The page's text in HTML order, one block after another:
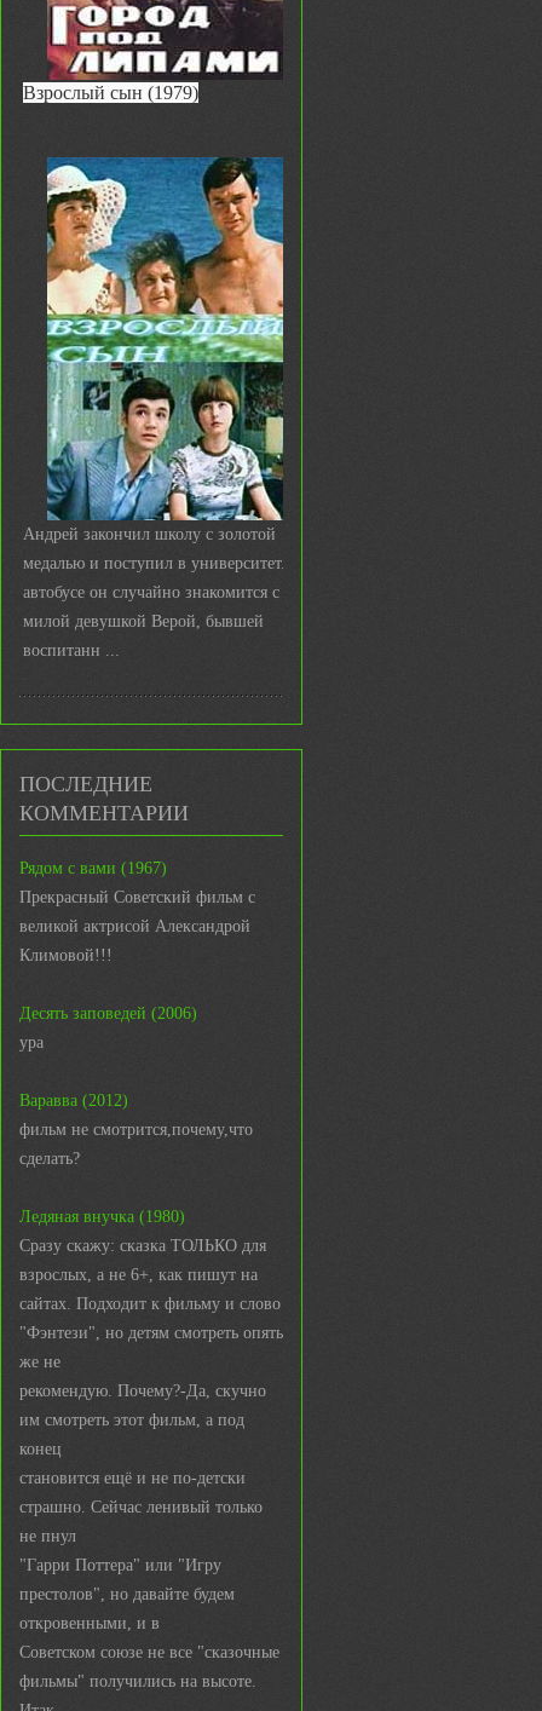
Взрослый сын (1979)
Андрей закончил школу с золотой
медалью и поступил в университет. В
автобусе он случайно знакомится с
милой девушкой Верой, бывшей
воспитанн ...
ПОСЛЕДНИЕ
КОММЕНТАРИИ
Рядом с вами (1967)
Прекрасный Советский фильм с
великой актрисой Александрой
Климовой!!!
Десять заповедей (2006)
ура
Варавва (2012)
фильм не смотрится,почему,что
сделать?
Ледяная внучка (1980)
Сразу скажу: сказка ТОЛЬКО для
взрослых, а не 6+, как пишут на
сайтах. Подходит к фильму и слово
"Фэнтези", но детям смотреть опять
же не
рекомендую. Почему?-Да, скучно
им смотреть этот фильм, а под
конец
становится ещё и не по-детски
страшно. Сейчас ленивый только
не пнул
"Гарри Поттера" или "Игру
престолов", но давайте будем
откровенными, и в
Советском союзе не все "сказочные
фильмы" получились на высоте.